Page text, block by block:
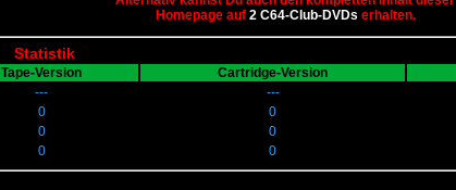
Homepage auf 2 C64-Club-DVDs erhalten.
Statistik
Tape-Version Cartridge-Version
--- ---
0 0
0 0
0 0